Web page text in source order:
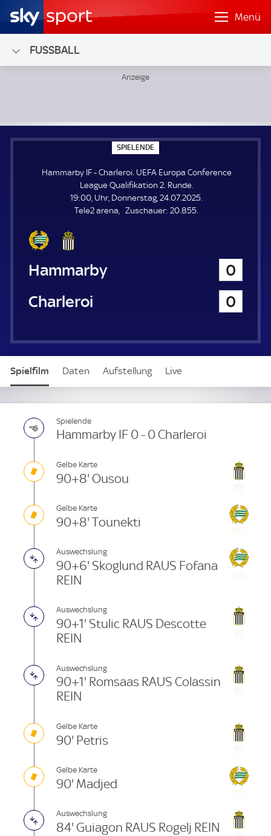
Menü
FUSSBALL
SPIELENDE
P
E
E
N
E
Hammarby IF - Charleroi. UEFA Europa Conference
League Qualifikation 2. Runde.
19:00, Uhr, Donnerstag, 24.07.2025.
Tele2 arena
Zuschauer: Z
20.855.
Hammarby IF
0
Charleroi
0
Spielfilm Daten Aufstellung Live
Spielende
Hammarby IF 0 - 0 Charleroi
Gelbe Karte
90+8' Ousou
Gelbe Karte
90+8' Tounekti
Auswechslung
90+6' Skoglund RAUS Fofana
REIN
Auswechslung
90+1' Stulic RAUS Descotte
REIN
Auswechslung
90+1' Romsaas RAUS Colassin
REIN
Gelbe Karte
90' Petris
Gelbe Karte
90' Madjed
Auswechslung
84' Guiagon RAUS Rogelj REIN